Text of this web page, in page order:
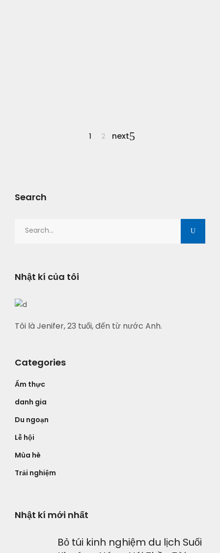
1 2 next
Search
Nhật kí của tôi
Tôi là Jenifer, 23 tuổi, đến từ nước Anh.
Categories
Ẩm thực
danh gia
Du ngoạn
Lễ hội
Mùa hè
Trải nghiệm
Nhật kí mới nhất
Bỏ túi kinh nghiệm du lịch Suối